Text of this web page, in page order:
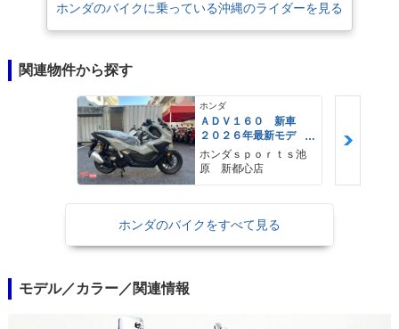
ホンダのバイクに乗っている沖縄のライダーを見る
関連物件から探す
ホンダ
ＡＤＶ１６０ 新車
２０２６年最新モデ
ル パールスモーキー
グレー スマートキ
ー ２９Ｌメットイ
ホンダｓｐｏｒｔｓ池
原 新都心店
ホンダのバイクをすべて見る
モデル／カラー／関連情報